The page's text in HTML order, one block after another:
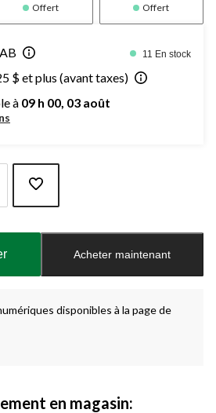
Offert Offert
11 En stock
$ et plus (avant taxes)
à 09 h 00, 03 août
Acheter maintenant
disponibles à la page de
en magasin: